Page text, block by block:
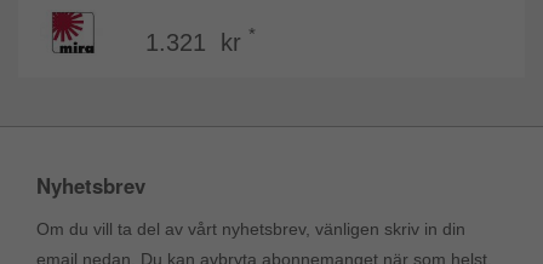
1.321 kr *
Nyhetsbrev
Om du vill ta del av vårt nyhetsbrev, vänligen skriv in din
email nedan. Du kan avbryta abonnemanget när som helst.